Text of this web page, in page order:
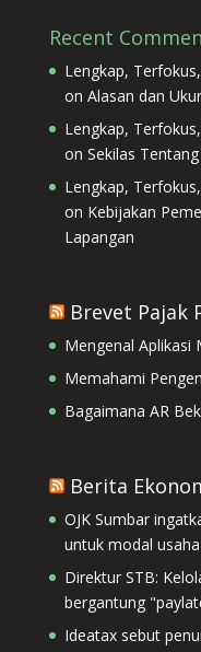
Recent
Lengkap,
on Alasan dan
Lengkap,
on Sekilas
Lengkap,
on Kebijakan
Lapangan
Brevet Pajak
Mengenal Aplikasi
Memahami
Bagaimana AR
Berita
OJK Sumbar
untuk modal usaha
Direktur STB:
bergantung
Ideatax sebut